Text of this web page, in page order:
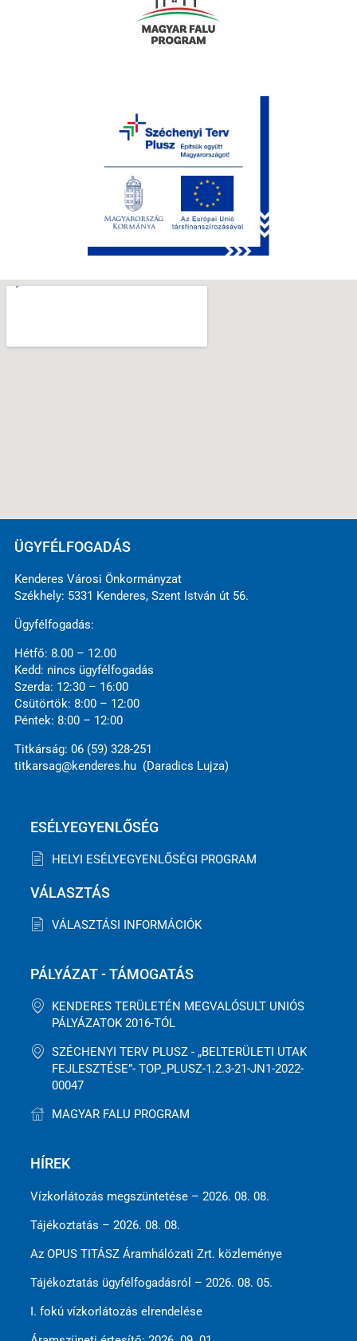
ÜGYFÉLFOGADÁS
Kenderes Városi Önkormányzat
Székhely: 5331 Kenderes, Szent István út 56.
Ügyfélfogadás:
Hétfő: 8.00 – 12.00
Kedd: nincs ügyfélfogadás
Szerda: 12:30 – 16:00
Csütörtök: 8:00 – 12:00
Péntek: 8:00 – 12:00
Titkárság: 06 (59) 328-251
titkarsag@kenderes.hu (Daradics Lujza)
ESÉLYEGYENLŐSÉG
HELYI ESÉLYEGYENLŐSÉGI PROGRAM
VÁLASZTÁS
VÁLASZTÁSI INFORMÁCIÓK
PÁLYÁZAT - TÁMOGATÁS
KENDERES TERÜLETÉN MEGVALÓSULT UNIÓS
PÁLYÁZATOK 2016-TÓL
SZÉCHENYI TERV PLUSZ - „BELTERÜLETI UTAK
FEJLESZTÉSE”- TOP_PLUSZ-1.2.3-21-JN1-2022-
00047
MAGYAR FALU PROGRAM
HÍREK
Vízkorlátozás megszüntetése – 2026. 08. 08.
Tájékoztatás – 2026. 08. 08.
Az OPUS TITÁSZ Áramhálózati Zrt. közleménye
Tájékoztatás ügyfélfogadásról – 2026. 08. 05.
I. fokú vízkorlátozás elrendelése